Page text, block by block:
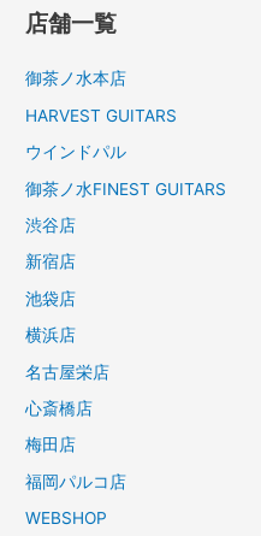
店舗一覧
御茶ノ水本店
HARVEST GUITARS
ウインドパル
御茶ノ水FINEST GUITARS
渋谷店
新宿店
池袋店
横浜店
名古屋栄店
心斎橋店
梅田店
福岡パルコ店
WEBSHOP